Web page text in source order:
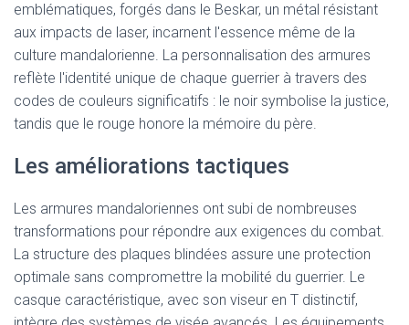
emblématiques, forgés dans le Beskar, un métal résistant
aux impacts de laser, incarnent l'essence même de la
culture mandalorienne. La personnalisation des armures
reflète l'identité unique de chaque guerrier à travers des
codes de couleurs significatifs : le noir symbolise la justice,
tandis que le rouge honore la mémoire du père.
Les améliorations tactiques
Les armures mandaloriennes ont subi de nombreuses
transformations pour répondre aux exigences du combat.
La structure des plaques blindées assure une protection
optimale sans compromettre la mobilité du guerrier. Le
casque caractéristique, avec son viseur en T distinctif,